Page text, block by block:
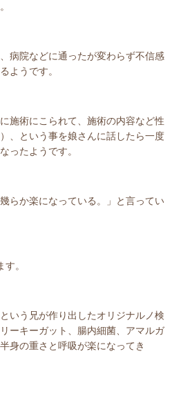
病院などに通ったが変わらず不信感
ようです。
施術にこられて、施術の内容など性
、という事を娘さんに話したら一度
ったようです。
らか楽になっている。」と言ってい
。
いう兄が作り出したオリジナルノ検
ーキーガット、腸内細菌、アマルガ
身の重さと呼吸が楽になってき